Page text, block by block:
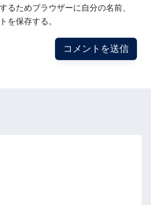
るためブラウザーに自分の名前、
を保存する。